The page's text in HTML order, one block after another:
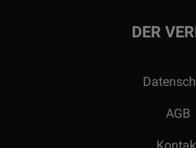
DER
AGB